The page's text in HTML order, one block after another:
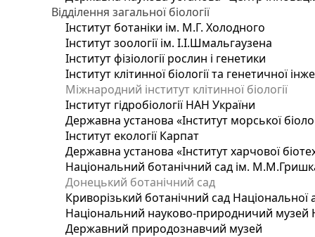
Відділення загальної біології
Інститут ботаніки ім. М.Г. Холодного
Інститут зоології ім. І.І.Шмальгаузена
Інститут фізіології рослин і генетики
Інститут клітинної біології та генетичної
Міжнародний інститут клітинної біології
Інститут гідробіології НАН України
Державна установа «Інститут морської
Інститут екології Карпат
Державна установа «Інститут харчової
Національний ботанічний сад ім.
Донецький ботанічний сад
Криворізький ботанічний сад Національної
Національний науково-природничий музей
Державний природознавчий музей